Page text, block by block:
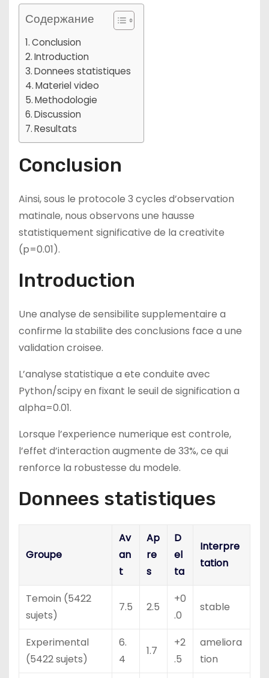
Содержание
Conclusion
Introduction
Donnees statistiques
Materiel video
Methodologie
Discussion
Resultats
Conclusion
Ainsi, sous le protocole 3 cycles d’observation
matinale, nous observons une hausse
statistiquement significative de la creativite
(p=0.01).
Introduction
Une analyse de sensibilite supplementaire a
confirme la stabilite des conclusions face a une
validation croisee.
L’analyse statistique a ete conduite avec
Python/scipy en fixant le seuil de signification a
alpha=0.01.
Lorsque l’experience numerique est controle,
l’effet d’interaction augmente de 33%, ce qui
renforce la robustesse du modele.
Donnees statistiques
Groupe
Av
an
t
Ap
re
s
D
el
ta
Interpre
tation
Temoin (5422
sujets)
7.5 2.5
+0
.0
stable
Experimental
(5422 sujets)
6.
4
1.7
+2
.5
ameliora
tion